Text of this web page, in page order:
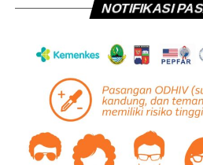
NOTIFIKASI